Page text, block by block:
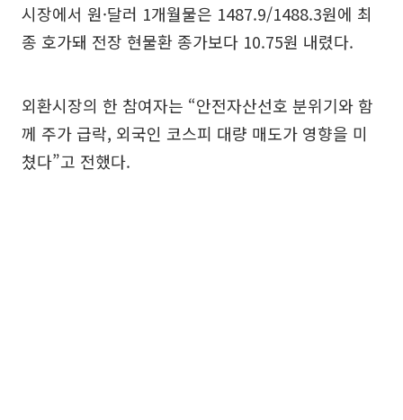
시장에서 원·달러 1개월물은 1487.9/1488.3원에 최
종 호가돼 전장 현물환 종가보다 10.75원 내렸다.
외환시장의 한 참여자는 “안전자산선호 분위기와 함
께 주가 급락, 외국인 코스피 대량 매도가 영향을 미
쳤다”고 전했다.